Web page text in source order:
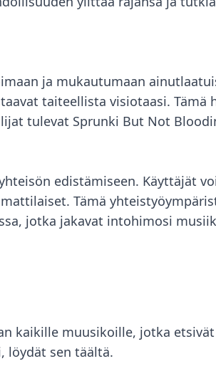
ja mukautumaan
taiteellista visiotaasi. Tämä
tulevat Sprunki But Not
edistämiseen. Käyttäjät
Tämä
jotka jakavat intohimosi
kaikille muusikoille, jotka
löydät sen täältä.